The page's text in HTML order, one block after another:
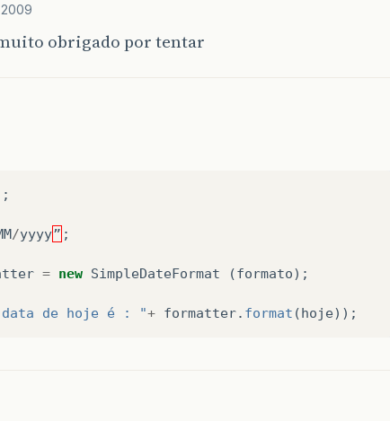
obrigado por tentar
/yyyy” ;
= new SimpleDateFormat (formato);
data de hoje é : "+ formatter. format (hoje));